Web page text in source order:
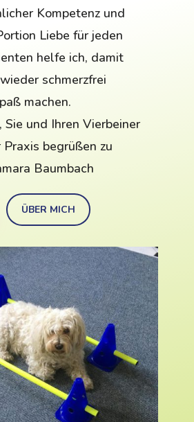
Kompetenz und
Liebe für jeden
helfe ich, damit
schmerzfrei
machen.
Sie und Ihren Vierbeiner
begrüßen zu
Baumbach
ÜBER MICH